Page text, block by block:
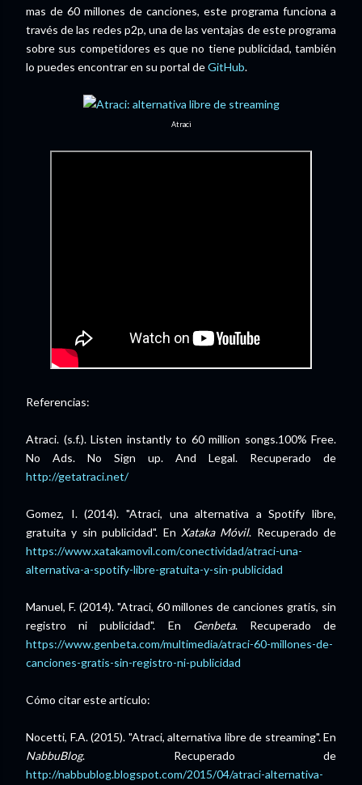
mas de 60 millones de canciones, este programa funciona a
través de las redes p2p, una de las ventajas de este programa
sobre sus competidores es que no tiene publicidad, también
lo puedes encontrar en su portal deGitHub.
Atraci
Referencias:
Atraci. (s.f.). Listen instantly to 60 million songs.100% Free.
No Ads. No Sign up. And Legal. Recuperado de
http://getatraci.net/
Gomez, I. (2014). "Atraci, una alternativa a Spotify libre,
gratuita y sin publicidad". En Xataka Móvil. Recuperado de
https://www.xatakamovil.com/conectividad/atraci-una-
alternativa-a-spotify-libre-gratuita-y-sin-publicidad
Manuel, F. (2014). "Atraci, 60 millones de canciones gratis, sin
registro ni publicidad". En Genbeta. Recuperado de
https://www.genbeta.com/multimedia/atraci-60-millones-de-
canciones-gratis-sin-registro-ni-publicidad
Cómo citar este artículo:
Nocetti, F.A. (2015). "Atraci, alternativa libre de streaming". En
NabbuBlog. Recuperado de
http://nabbublog.blogspot.com/2015/04/atraci-alternativa-